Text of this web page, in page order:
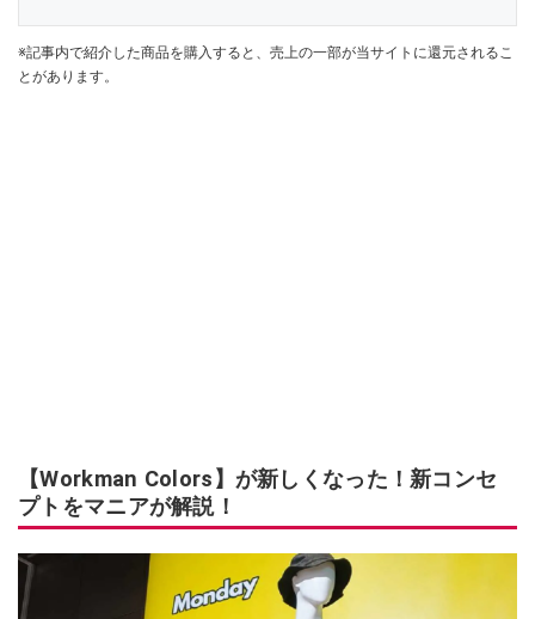
※記事内で紹介した商品を購入すると、売上の一部が当サイトに還元されるこ
とがあります。
【Workman Colors】が新しくなった！新コンセ
プトをマニアが解説！